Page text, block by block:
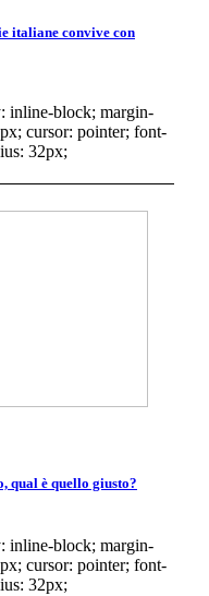
italiane convive con
inline-block; margin-
cursor: pointer; font-
32px;
qual è quello giusto?
inline-block; margin-
cursor: pointer; font-
32px;